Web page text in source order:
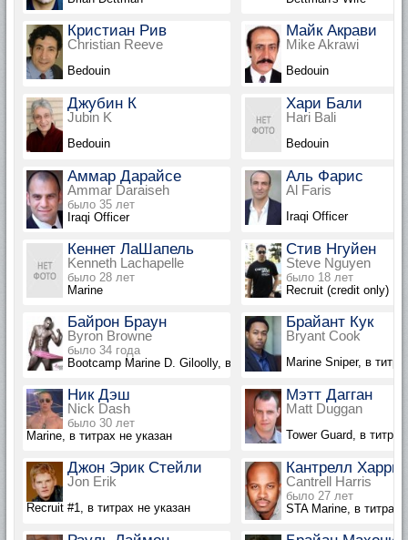
Кристиан Рив
Christian Reeve
Bedouin
Майк Акрави
Mike Akrawi
Bedouin
Джубин К
Jubin K
Bedouin
Хари Бали
Hari Bali
Bedouin
Аммар Дарайсе
Ammar Daraiseh
было 35 лет
Iraqi Officer
Аль Фарис
Al Faris
Iraqi Officer
Кеннет ЛаШапель
Kenneth Lachapelle
было 28 лет
Marine
Стив Нгуйен
Steve Nguyen
было 18 лет
Recruit (credit only)
Байрон Браун
Byron Browne
было 34 года
Bootcamp Marine D. Giloolly, в титрах не указан
Брайант Кук
Bryant Cook
Marine Sniper, в
Ник Дэш
Nick Dash
было 30 лет
Marine, в титрах не указан
Мэтт Дагган
Matt Duggan
Tower Guard, в
Джон Эрик Стейли
Jon Erik
Recruit #1, в титрах не указан
Кантрелл Харрис
Cantrell Harris
было 27 лет
STA Marine, в титрах